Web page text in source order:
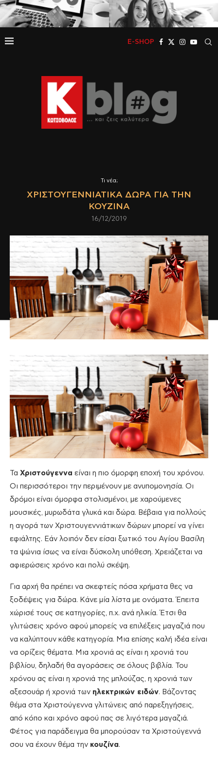
E-SHOP
Τι νέα;
ΧΡΙΣΤΟΥΓΕΝΝΙΆΤΙΚΑ ΔΏΡΑ ΓΙΑ ΤΗΝ
ΚΟΥΖΊΝΑ
16/12/2019
Τα Χριστούγεννα είναι η πιο όμορφη εποχή του χρόνου.
Οι περισσότεροι την περιμένουν με ανυπομονησία. Οι
δρόμοι είναι όμορφα στολισμένοι, με χαρούμενες
μουσικές, μυρωδάτα γλυκά και δώρα. Βέβαια για πολλούς
η αγορά των Χριστουγεννιάτικων δώρων μπορεί να γίνει
εφιάλτης. Εάν λοιπόν δεν είσαι ξωτικό του Αγίου Βασίλη
τα ψώνια ίσως να είναι δύσκολη υπόθεση. Χρειάζεται να
αφιερώσεις χρόνο και πολύ σκέψη.
Για αρχή θα πρέπει να σκεφτείς πόσα χρήματα θες να
ξοδέψεις για δώρα. Κάνε μία λίστα με ονόματα. Έπειτα
χώρισέ τους σε κατηγορίες, π.χ. ανά ηλικία. Έτσι θα
γλιτώσεις χρόνο αφού μπορείς να επιλέξεις μαγαζιά που
να καλύπτουν κάθε κατηγορία. Μια επίσης καλή ιδέα είναι
να ορίζεις θέματα. Μια χρονιά ας είναι η χρονιά του
βιβλίου, δηλαδή θα αγοράσεις σε όλους βιβλία. Του
χρόνου ας είναι η χρονιά της μπλούζας, η χρονιά των
αξεσουάρ ή χρονιά των ηλεκτρικών ειδών. Βάζοντας
θέμα στα Χριστούγεννα γλιτώνεις από παρεξηγήσεις,
από κόπο και χρόνο αφού πας σε λιγότερα μαγαζιά.
Φέτος για παράδειγμα θα μπορούσαν τα Χριστούγεννά
σου να έχουν θέμα την κουζίνα.